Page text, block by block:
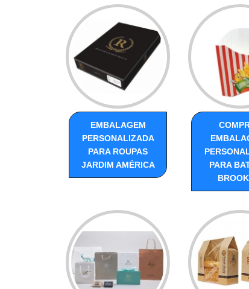
EMBALAGEM
PERSONALIZADA
PARA ROUPAS
JARDIM AMÉRICA
PARA